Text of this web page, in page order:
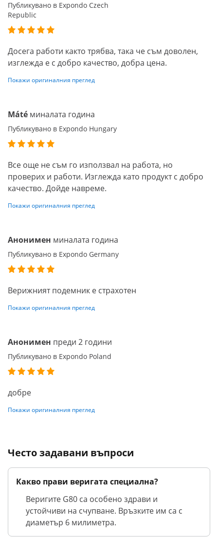
Публикувано в Expondo Czech
Republic
Досега работи както трябва, така че съм доволен,
изглежда е с добро качество, добра цена.
Покажи оригиналния преглед
Máté миналата година
Публикувано в Expondo Hungary
Все още не съм го използвал на работа, но
проверих и работи. Изглежда като продукт с добро
качество. Дойде навреме.
Покажи оригиналния преглед
Анонимен миналата година
Публикувано в Expondo Germany
Верижният подемник е страхотен
Покажи оригиналния преглед
Анонимен преди 2 години
Публикувано в Expondo Poland
добре
Покажи оригиналния преглед
Често задавани въпроси
Какво прави веригата специална?
Веригите G80 са особено здрави и
устойчиви на счупване. Връзките им са с
диаметър 6 милиметра.